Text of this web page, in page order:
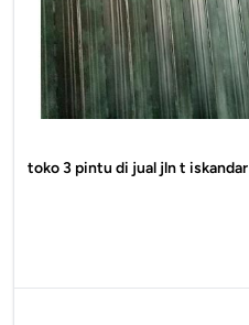
toko 3 pintu di jual jln t iskandar